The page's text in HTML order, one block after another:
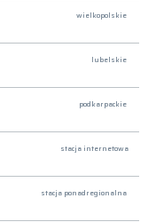
wielkopolskie
lubelskie
podkarpackie
stacja internetowa
stacja ponadregionalna